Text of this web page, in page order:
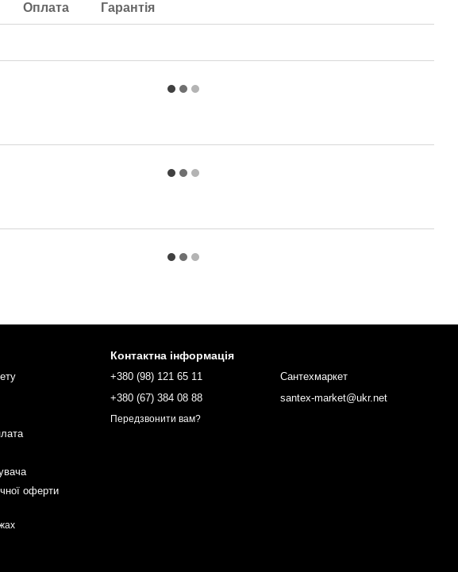
Оплата Гарантія
оферти
Контактна інформація
+380 (98) 121 65 11
+380 (67) 384 08 88
Передзвонити вам?
Сантехмаркет
santex-market@ukr.net